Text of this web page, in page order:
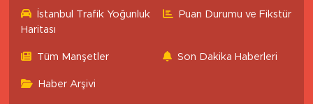
İstanbul Trafik Yoğunluk
Haritası
Puan Durumu ve Fikstür
Tüm Manşetler Son Dakika Haberleri
Haber Arşivi